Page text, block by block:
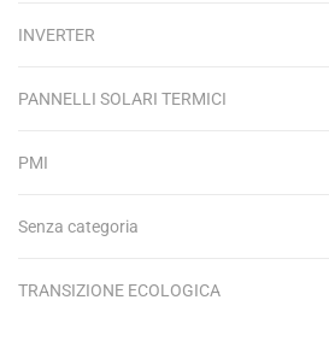
INVERTER
PANNELLI SOLARI TERMICI
PMI
Senza categoria
TRANSIZIONE ECOLOGICA